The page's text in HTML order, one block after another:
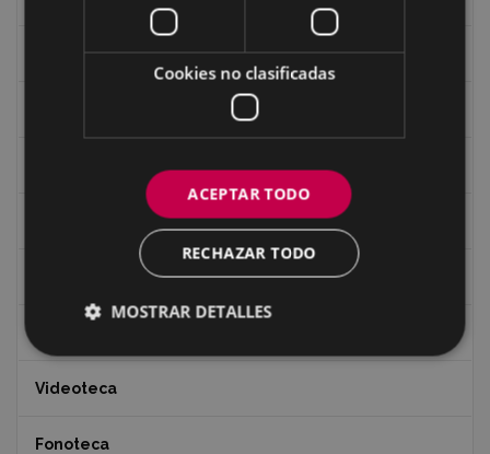
Goi Argi
Revista "Gure Herria"
Documentos y artículos
Videoteca
Fonoteca
Cookies no clasificadas
ACEPTAR TODO
RECHAZAR TODO
MOSTRAR DETALLES